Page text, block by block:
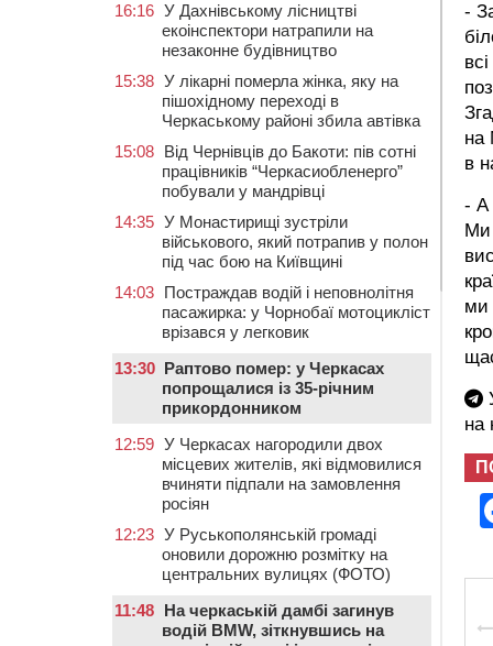
-
на
в
- А
Ми
ми
на
16:16 У Дахнівському лісництві
екоінспектори натрапили на
незаконне будівництво
15:38 У лікарні померла жінка, яку на
пішохідному переході в
Черкаському районі збила автівка
15:08 Від Чернівців до Бакоти: пів сотні
працівників “Черкасиобленерго”
побували у мандрівці
14:35 У Монастирищі зустріли
військового, який потрапив у полон
під час бою на Київщині
14:03 Постраждав водій і неповнолітня
пасажирка: у Чорнобаї мотоцикліст
врізався у легковик
13:30 Раптово помер: у Черкасах
попрощалися із 35-річним
прикордонником
12:59 У Черкасах нагородили двох
місцевих жителів, які відмовилися
вчиняти підпали на замовлення
росіян
12:23 У Руськополянській громаді
оновили дорожню розмітку на
центральних вулицях (ФОТО)
11:48 На черкаській дамбі загинув
водій BMW, зіткнувшись на